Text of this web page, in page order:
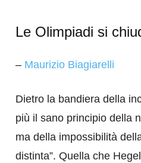
Le Olimpiadi si
– Maurizio Biagiarelli
Dietro la bandiera della
più il sano principio della
ma della impossibilità
distinta”. Quella che